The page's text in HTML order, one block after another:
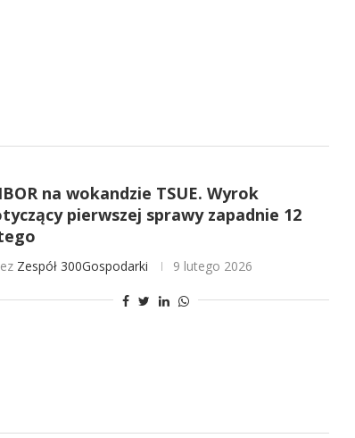
na wokandzie TSUE. Wyrok
pierwszej sprawy zapadnie 12
Zespół 300Gospodarki 9 lutego 2026